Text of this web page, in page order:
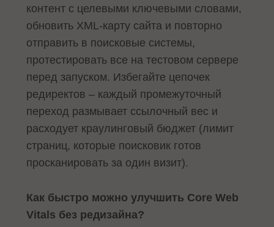
контент с целевыми ключевыми словами,
обновить XML-карту сайта и повторно
отправить в поисковые системы,
протестировать все на тестовом сервере
перед запуском. Избегайте цепочек
редиректов – каждый промежуточный
переход размывает ссылочный вес и
расходует краулинговый бюджет (лимит
страниц, которые поисковик готов
просканировать за один визит).
Как быстро можно улучшить Core Web
Vitals без редизайна?